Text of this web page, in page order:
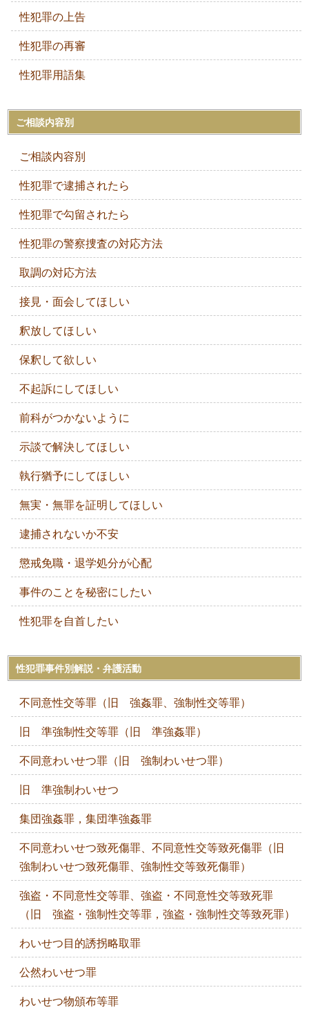
性犯罪の上告
性犯罪の再審
性犯罪用語集
ご相談内容別
ご相談内容別
性犯罪で逮捕されたら
性犯罪で勾留されたら
性犯罪の警察捜査の対応方法
取調の対応方法
接見・面会してほしい
釈放してほしい
保釈して欲しい
不起訴にしてほしい
前科がつかないように
示談で解決してほしい
執行猶予にしてほしい
無実・無罪を証明してほしい
逮捕されないか不安
懲戒免職・退学処分が心配
事件のことを秘密にしたい
性犯罪を自首したい
性犯罪事件別解説・弁護活動
不同意性交等罪（旧 強姦罪、強制性交等罪）
旧 準強制性交等罪（旧 準強姦罪）
不同意わいせつ罪（旧 強制わいせつ罪）
旧 準強制わいせつ
集団強姦罪，集団準強姦罪
不同意わいせつ致死傷罪、不同意性交等致死傷罪（旧
強制わいせつ致死傷罪、強制性交等致死傷罪）
強盗・不同意性交等罪、強盗・不同意性交等致死罪
（旧 強盗・強制性交等罪，強盗・強制性交等致死罪）
わいせつ目的誘拐略取罪
公然わいせつ罪
わいせつ物頒布等罪